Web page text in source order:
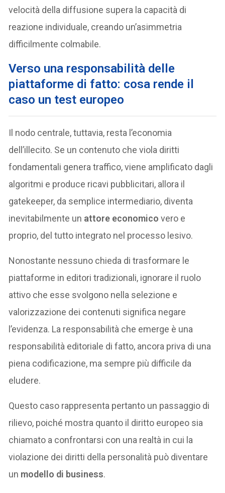
velocità della diffusione supera la capacità di
reazione individuale, creando un’asimmetria
difficilmente colmabile.
Verso una responsabilità delle
piattaforme di fatto: cosa rende il
caso un test europeo
Il nodo centrale, tuttavia, resta l’economia
dell’illecito. Se un contenuto che viola diritti
fondamentali genera traffico, viene amplificato dagli
algoritmi e produce ricavi pubblicitari, allora il
gatekeeper, da semplice intermediario, diventa
inevitabilmente un attore economico vero e
proprio, del tutto integrato nel processo lesivo.
Nonostante nessuno chieda di trasformare le
piattaforme in editori tradizionali, ignorare il ruolo
attivo che esse svolgono nella selezione e
valorizzazione dei contenuti significa negare
l’evidenza. La responsabilità che emerge è una
responsabilità editoriale di fatto, ancora priva di una
piena codificazione, ma sempre più difficile da
eludere.
Questo caso rappresenta pertanto un passaggio di
rilievo, poiché mostra quanto il diritto europeo sia
chiamato a confrontarsi con una realtà in cui la
violazione dei diritti della personalità può diventare
un modello di business.